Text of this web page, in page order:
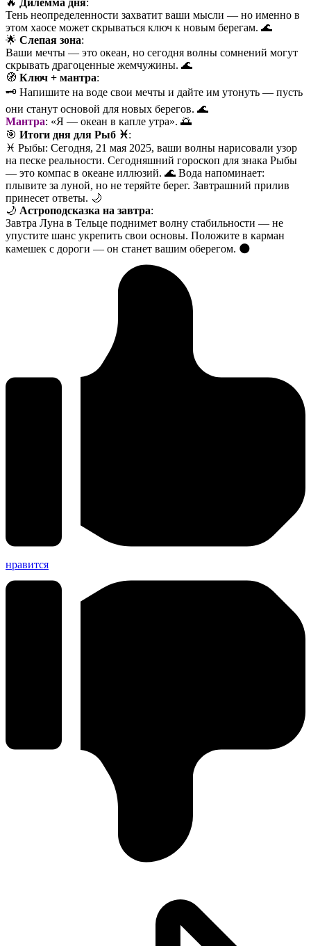
🔥 Дилемма дня:
Тень неопределенности захватит ваши мысли — но именно в
этом хаосе может скрываться ключ к новым берегам. 🌊
🌟 Слепая зона:
Ваши мечты — это океан, но сегодня волны сомнений могут
скрывать драгоценные жемчужины. 🌊
🧭 Ключ + мантра:
🗝️ Напишите на воде свои мечты и дайте им утонуть — пусть
они станут основой для новых берегов. 🌊
Мантра: «Я — океан в капле утра». 🌅
🎯 Итоги дня для Рыб ♓️:
♓️ Рыбы: Сегодня, 21 мая 2025, ваши волны нарисовали узор
на песке реальности. Сегодняшний гороскоп для знака Рыбы
— это компас в океане иллюзий. 🌊 Вода напоминает:
плывите за луной, но не теряйте берег. Завтрашний прилив
принесет ответы. 🌙
🌙 Астроподсказка на завтра:
Завтра Луна в Тельце поднимет волну стабильности — не
упустите шанс укрепить свои основы. Положите в карман
камешек с дороги — он станет вашим оберегом. 🌑
нравится